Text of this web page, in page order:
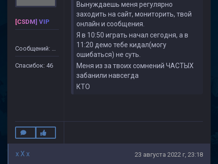
[CSDM] VIP
Сообщений: 499
Спасибок: 46
Вынуждаешь меня регулярно
заходить на сайт, мониторить, твой
онлайн и сообщения.
Я в 10:50 играть начал сегодня, а в
11:20 демо тебе кидал(могу
ошибаться) не суть.
Меня из за твоих сомнений ЧАСТЫХ
забанили навсегда
КТО
x X x 23 августа 2022 г, 23:18